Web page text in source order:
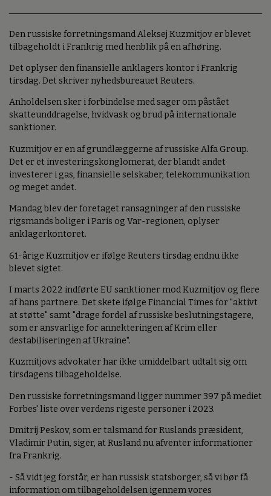
Den russiske forretningsmand Aleksej Kuzmitjov er blevet
tilbageholdt i Frankrig med henblik på en afhøring.
Det oplyser den finansielle anklagers kontor i Frankrig
tirsdag. Det skriver nyhedsbureauet Reuters.
Anholdelsen sker i forbindelse med sager om påstået
skatteunddragelse, hvidvask og brud på internationale
sanktioner.
Kuzmitjov er en af grundlæggerne af russiske Alfa Group.
Det er et investeringskonglomerat, der blandt andet
investerer i gas, finansielle selskaber, telekommunikation
og meget andet.
Mandag blev der foretaget ransagninger af den russiske
rigsmands boliger i Paris og Var-regionen, oplyser
anklagerkontoret.
61-årige Kuzmitjov er ifølge Reuters tirsdag endnu ikke
blevet sigtet.
I marts 2022 indførte EU sanktioner mod Kuzmitjov og flere
af hans partnere. Det skete ifølge Financial Times for "aktivt
at støtte" samt "drage fordel af russiske beslutningstagere,
som er ansvarlige for annekteringen af Krim eller
destabiliseringen af Ukraine".
Kuzmitjovs advokater har ikke umiddelbart udtalt sig om
tirsdagens tilbageholdelse.
Den russiske forretningsmand ligger nummer 397 på mediet
Forbes' liste over verdens rigeste personer i 2023.
Dmitrij Peskov, som er talsmand for Ruslands præsident,
Vladimir Putin, siger, at Rusland nu afventer informationer
fra Frankrig.
- Så vidt jeg forstår, er han russisk statsborger, så vi bør få
information om tilbageholdelsen igennem vores